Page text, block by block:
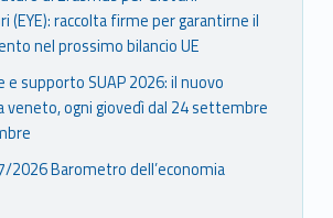
(EYE): raccolta firme per garantirne il
nel prossimo bilancio UE
e supporto SUAP 2026: il nuovo
veneto, ogni giovedì dal 24 settembre
2026 Barometro dell’economia